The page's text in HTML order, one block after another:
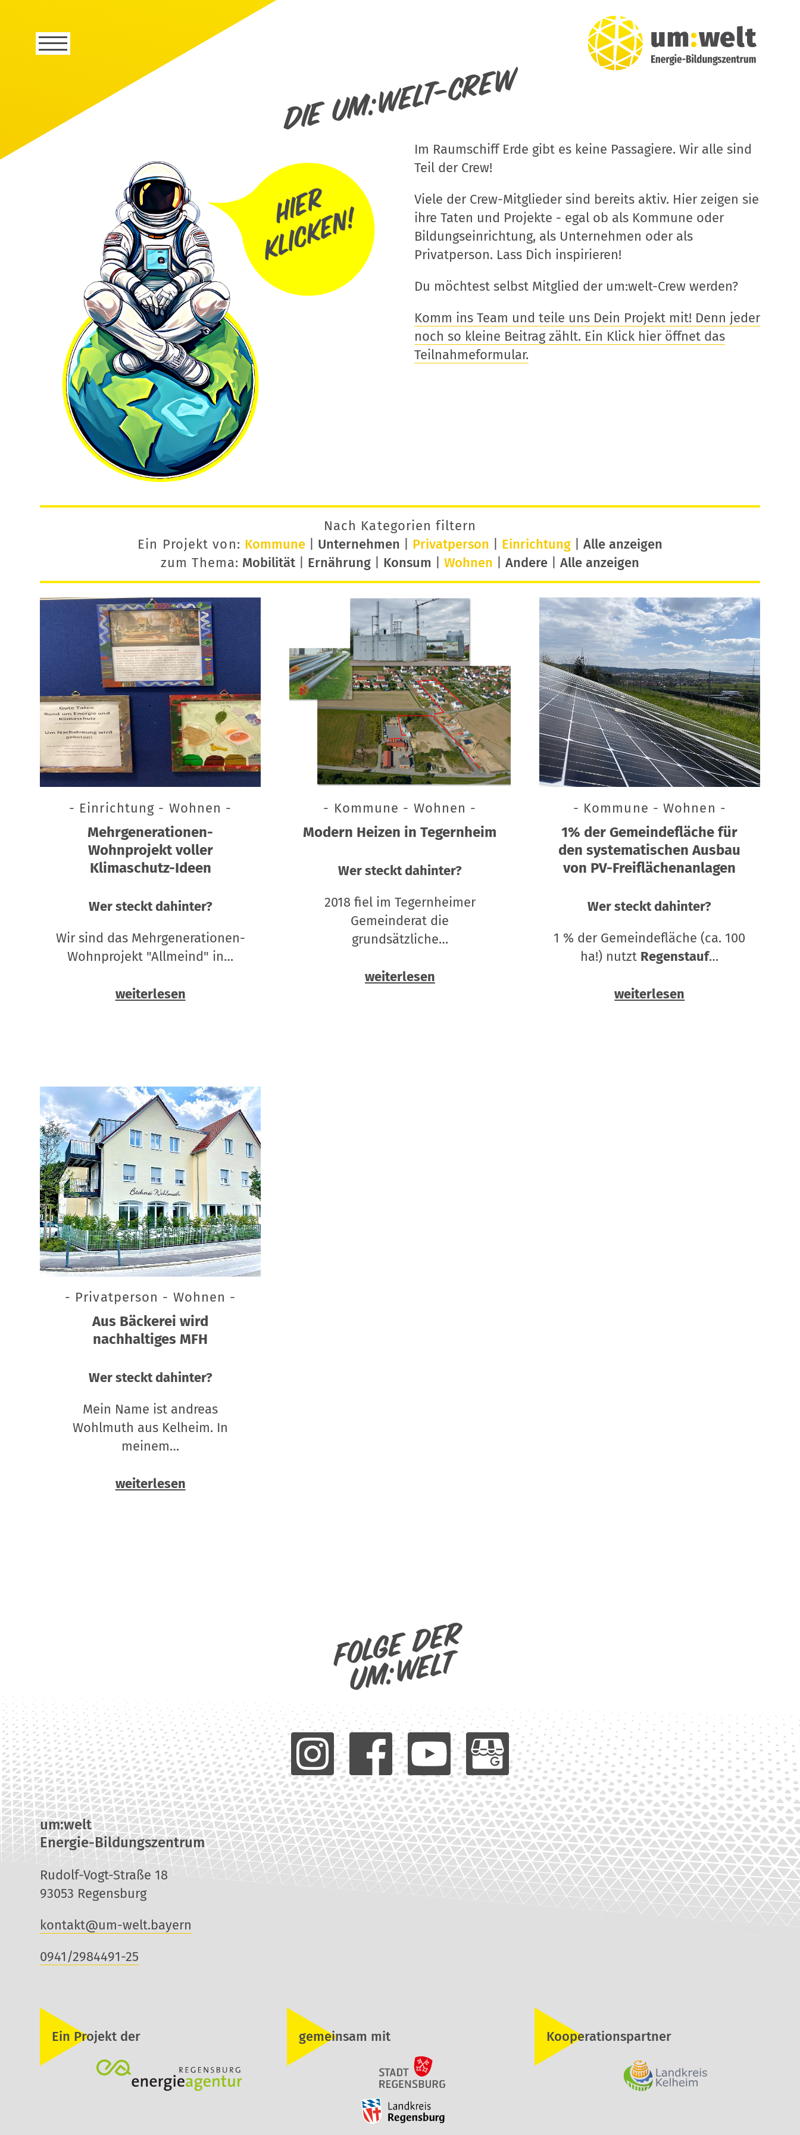
Die um:welt-Crew
Im Raumschiff Erde gibt es keine Passagiere. Wir alle sind
Teil der Crew!
Viele der Crew-Mitglieder sind bereits aktiv. Hier zeigen sie
ihre Taten und Projekte - egal ob als Kommune oder
Bildungseinrichtung, als Unternehmen oder als
Privatperson. Lass Dich inspirieren!
Du möchtest selbst Mitglied der um:welt-Crew werden?
Komm ins Team und teile uns Dein Projekt mit! Denn jeder
noch so kleine Beitrag zählt. Ein Klick hier öffnet das
Teilnahmeformular.
Nach Kategorien filtern
Ein Projekt von: Kommune| Unternehmen Privatperson Einrichtung| Alle anzeigen
zum Thema: Mobilität Ernährung Konsum Wohnen Andere Alle anzeigen
- Einrichtung - Wohnen -
Mehrgenerationen-
Wohnprojekt voller
Klimaschutz-Ideen
Wer steckt dahinter?
Wir sind das Mehrgenerationen-
Wohnprojekt "Allmeind" in…
weiterlesen
- Kommune - Wohnen -
Modern Heizen in Tegernheim
Wer steckt dahinter?
2018 fiel im Tegernheimer
Gemeinderat die
grundsätzliche…
weiterlesen
- Kommune - Wohnen -
1% der Gemeindefläche für
den systematischen Ausbau
von PV-Freiflächenanlagen
Wer steckt dahinter?
1 % der Gemeindefläche (ca. 100
ha!) nutzt Regenstauf…
weiterlesen
- Privatperson - Wohnen -
Aus Bäckerei wird
nachhaltiges MFH
Wer steckt dahinter?
Mein Name ist andreas
Wohlmuth aus Kelheim. In
meinem…
weiterlesen
Folge der
um:welt
um:welt
Energie-Bildungszentrum
Rudolf-Vogt-Straße 18
93053 Regensburg
kontakt@um-welt.bayern
0941/2984491-25
Ein Projekt der gemeinsam mit Kooperationspartner